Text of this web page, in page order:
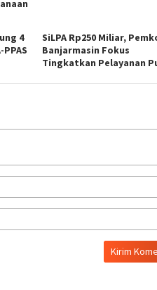
4
SiLPA Rp250 Miliar,
Banjarmasin Fokus
Tingkatkan Pelayanan